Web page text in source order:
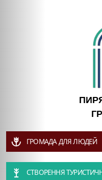
ГРОМАДА ДЛЯ ЛЮДЕЙ
СТВОРЕННЯ